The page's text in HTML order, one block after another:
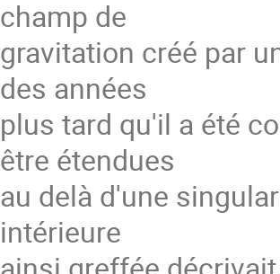
champ de
gravitation créé par
des années
plus tard qu'il a été
être étendues
au delà d'une
intérieure